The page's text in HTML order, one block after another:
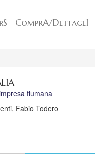
ComprA/DettaglI
fiumana
Fabio Todero